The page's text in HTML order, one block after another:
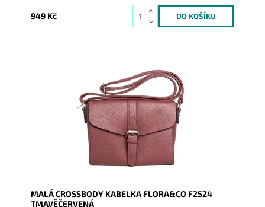
949 Kč
Tmavěčervená crossbody kabelka ideální velikosti
značky FLORA s přehoditelnou klopou a uzavíráním na
Dostupnost:
Skladem
9726
FLORA&CO
2 roky
MALÁ CROSSBODY KABELKA FLORA&CO F2524
TMAVĚČERVENÁ